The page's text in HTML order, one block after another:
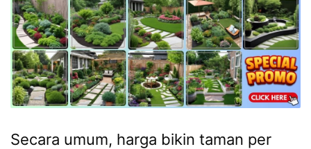
Secara umum, harga bikin taman per